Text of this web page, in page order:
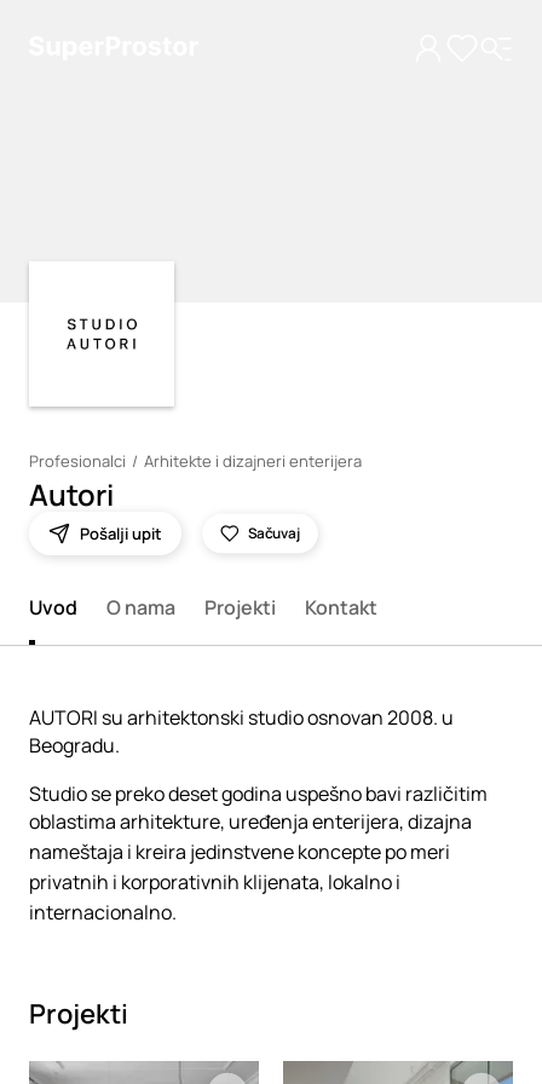
Profesionalci Arhitekte i dizajneri enterijera
Autori
Pošalji upit Sačuvaj
Uvod O nama Projekti Kontakt
AUTORI su arhitektonski studio osnovan 2008. u
Beogradu.
Studio se preko deset godina uspešno bavi različitim
oblastima arhitekture, uređenja enterijera, dizajna
nameštaja i kreira jedinstvene koncepte po meri
privatnih i korporativnih klijenata, lokalno i
internacionalno.
Projekti
Loading Loading